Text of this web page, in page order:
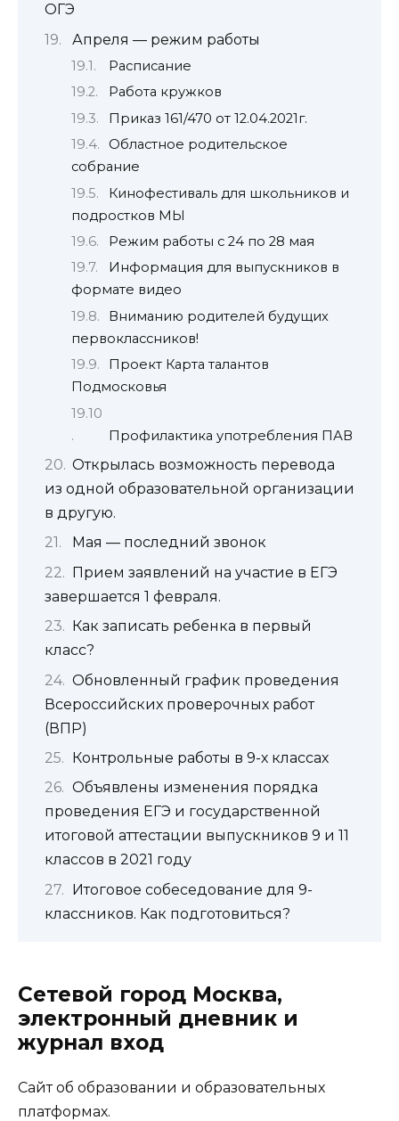
ОГЭ
Апреля — режим работы
Расписание
Работа кружков
Приказ 161/470 от 12.04.2021г.
Областное родительское
собрание
Кинофестиваль для школьников и
подростков МЫ
Режим работы с 24 по 28 мая
Информация для выпускников в
формате видео
Вниманию родителей будущих
первоклассников!
Проект Карта талантов
Подмосковья
Профилактика употребления ПАВ
Открылась возможность перевода
из одной образовательной организации
в другую.
Мая — последний звонок
Прием заявлений на участие в ЕГЭ
завершается 1 февраля.
Как записать ребенка в первый
класс?
Обновленный график проведения
Всероссийских проверочных работ
(ВПР)
Контрольные работы в 9-х классах
Объявлены изменения порядка
проведения ЕГЭ и государственной
итоговой аттестации выпускников 9 и 11
классов в 2021 году
Итоговое собеседование для 9-
классников. Как подготовиться?
Сетевой город Москва,
электронный дневник и
журнал вход
Сайт об образовании и образовательных
платформах.